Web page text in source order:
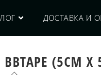
ДОСТАВКА И
(5СМ Х